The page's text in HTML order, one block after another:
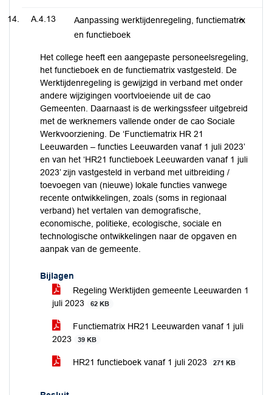
A.4.13
Aanpassing werktijdenregeling, functiematrix
en functieboek
Het college heeft een aangepaste personeelsregeling,
het functieboek en de functiematrix vastgesteld. De
Werktijdenregeling is gewijzigd in verband met onder
andere wijzigingen voortvloeiende uit de cao
Gemeenten. Daarnaast is de werkingssfeer uitgebreid
met de werknemers vallende onder de cao Sociale
Werkvoorziening. De ‘Functiematrix HR 21
Leeuwarden – functies Leeuwarden vanaf 1 juli 2023’
en van het ‘HR21 functieboek Leeuwarden vanaf 1 juli
2023’ zijn vastgesteld in verband met uitbreiding /
toevoegen van (nieuwe) lokale functies vanwege
recente ontwikkelingen, zoals (soms in regionaal
verband) het vertalen van demografische,
economische, politieke, ecologische, sociale en
technologische ontwikkelingen naar de opgaven en
aanpak van de gemeente.
Bijlagen
Regeling Werktijden gemeente Leeuwarden 1
juli 2023
62 KB
Functiematrix HR21 Leeuwarden vanaf 1 juli
2023
39 KB
HR21 functieboek vanaf 1 juli 2023 271 KB